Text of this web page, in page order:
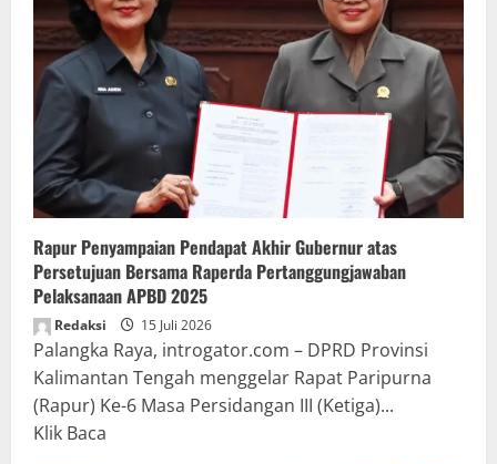
Rapur Penyampaian Pendapat Akhir Gubernur atas
Persetujuan Bersama Raperda Pertanggungjawaban
Pelaksanaan APBD 2025
Redaksi 15 Juli 2026
Palangka Raya, introgator.com – DPRD Provinsi
Kalimantan Tengah menggelar Rapat Paripurna
(Rapur) Ke-6 Masa Persidangan III (Ketiga)...
Klik Baca